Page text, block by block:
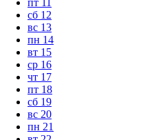
сб 12
вс 13
пн 14
вт 15
ср 16
чт 17
пт 18
сб 19
вс 20
пн 21